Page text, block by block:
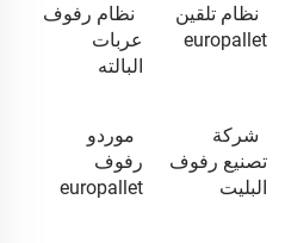
نظام تلقين
europallet
نظام رفوف
عربات
البالته
شركة
تصنيع رفوف
البليت
موردو
رفوف
europallet